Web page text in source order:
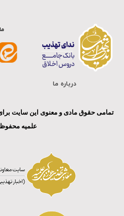
درباره ما
تمامی حقوق مادی و معنوی این سایت
علمیه